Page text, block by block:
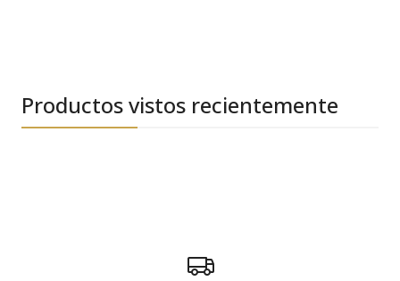
Productos vistos recientemente